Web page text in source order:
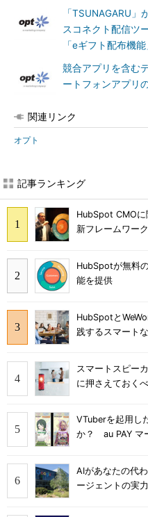
「TSUNAGARU
スコネクト配信ツ
「eギフト配布機
競合アプリを含む
ートフォンアプリ
関連リンク
オプト
記事ランキング
HubSpot CMO
新フレームワー
HubSpotが無料
能を提供
HubSpotと
践するスマート
スマートスピー
に押さえておく
VTuberを起用し
か？ au PAY マ
AIがあなたの代
ージェントの実力